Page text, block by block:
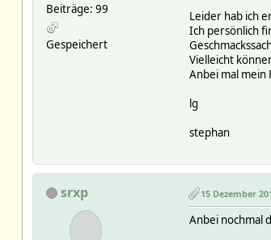
Beiträge: 99
Gespeichert
Leider hab ich
Ich persönlich
Vielleicht
Anbei mal mein
lg
stephan
srxp 15 Dezember
Anbei nochmal